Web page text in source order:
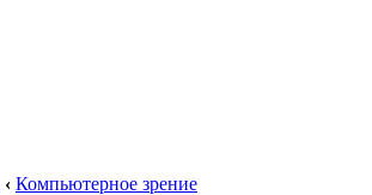
‹ Компьютерное зрение